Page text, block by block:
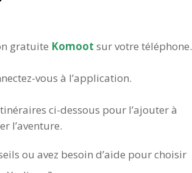
gratuite Komoot sur votre téléphone.
vous à l’application.
ci-dessous pour l’ajouter à
l’aventure.
ou avez besoin d’aide pour choisir